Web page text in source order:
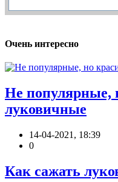
Очень интересно
Не популярные,
луковичные
14-04-2021, 18:39
0
Как сажать